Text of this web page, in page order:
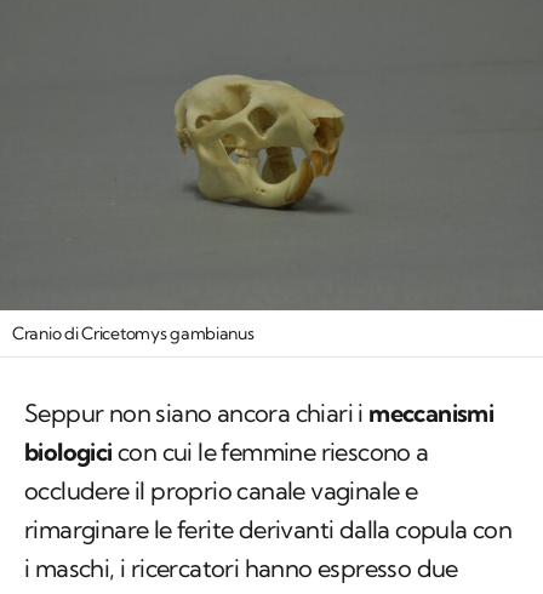
Cranio di Cricetomys gambianus
Seppur non siano ancora chiari i meccanismi
biologici con cui le femmine riescono a
occludere il proprio canale vaginale e
rimarginare le ferite derivanti dalla copula con
i maschi, i ricercatori hanno espresso due